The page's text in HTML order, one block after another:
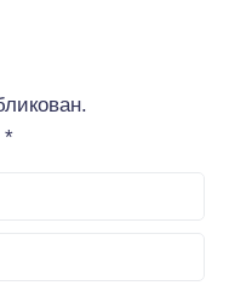
*